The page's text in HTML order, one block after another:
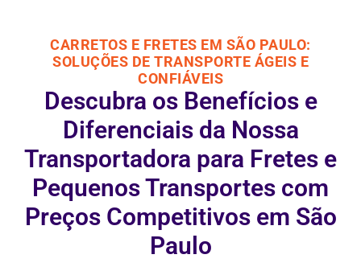
CARRETOS E FRETES EM SÃO PAULO:
SOLUÇÕES DE TRANSPORTE ÁGEIS E
CONFIÁVEIS
Descubra os Benefícios e
Diferenciais da Nossa
Transportadora para Fretes e
Pequenos Transportes com
Preços Competitivos em São
Paulo